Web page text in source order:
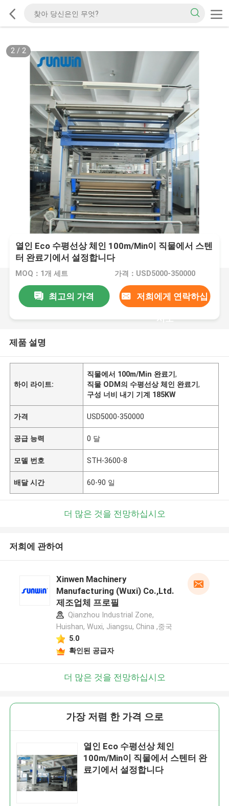
2/ 2
열인 Eco 수평선상 체인 100m/Min이 직물에서 스텐
터 완료기에서 설정합니다
MOQ：1개 세트 가격：USD5000-350000
최고의 가격 저희에게 연락하십
시오
제품 설명
하이 라이트:
직물에서 100m/Min 완료기,
직물 ODM의 수평선상 체인 완료기,
구성 너비 내기 기계 185KW
가격 USD5000-350000
공급 능력 0 달
모델 번호 STH-3600-8
배달 시간 60-90 일
더 많은 것을 전망하십시오
저희에 관하여
Xinwen Machinery
Manufacturing (Wuxi) Co.,Ltd.
제조업체 프로필
Qianzhou Industrial Zone,
Huishan, Wuxi, Jiangsu, China ,중국
5.0
확인된 공급자
더 많은 것을 전망하십시오
가장 저렴 한 가격 으로
열인 Eco 수평선상 체인
100m/Min이 직물에서 스텐터 완
료기에서 설정합니다